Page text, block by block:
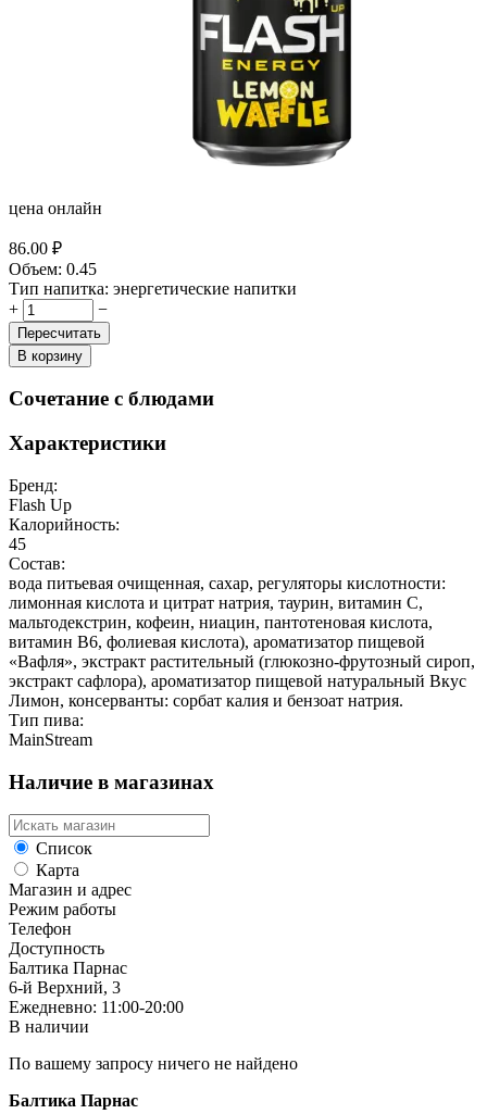
цена онлайн
86.00 ₽
Объем: 0.45
Тип напитка: энергетические напитки
+
−
Пересчитать
В корзину
Сочетание с блюдами
Характеристики
Бренд:
Flash Up
Калорийность:
45
Состав:
вода питьевая очищенная, сахар, регуляторы кислотности:
лимонная кислота и цитрат натрия, таурин, витамин С,
мальтодекстрин, кофеин, ниацин, пантотеновая кислота,
витамин В6, фолиевая кислота), ароматизатор пищевой
«Вафля», экстракт растительный (глюкозно-фрутозный сироп,
экстракт сафлора), ароматизатор пищевой натуральный Вкус
Лимон, консерванты: сорбат калия и бензоат натрия.
Тип пива:
MainStream
Наличие в магазинах
Список
Карта
Магазин и адрес
Режим работы
Телефон
Доступность
Балтика Парнас
6-й Верхний, 3
Ежедневно: 11:00-20:00
В наличии
По вашему запросу ничего не найдено
Балтика Парнас